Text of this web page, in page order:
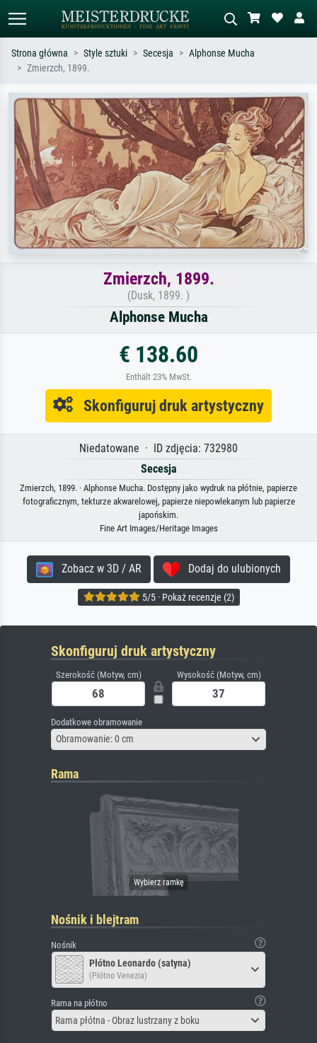
Szukaj wg artysty, tytułu lub stylu – np.
Monet, Gwiaździsta noc,
impresjonizm, fala Hokusaia, akt.
Opisz scenę – np. zielona łąka,
abstrakcja z czerwienią, ciemny olej,
stojący akt obok drzewa.
Strona główna Style sztuki Secesja
Alphonse Mucha
Zmierzch, 1899.
Zmierzch, 1899.
(Dusk, 1899. )
Alphonse Mucha
€ 138.60
Enthält 23% MwSt.
Skonfiguruj druk artystyczny
Niedatowane · ID zdjęcia: 732980
Secesja
Zmierzch, 1899. · Alphonse Mucha. Dostępny jako wydruk na płótnie, papierze
fotograficznym, tekturze akwarelowej, papierze niepowlekanym lub papierze
japońskim.
Fine Art Images/Heritage Images
Zobacz w 3D / AR Dodaj do ulubionych
5/5 · Pokaż recenzje (2)
Skonfiguruj druk artystyczny
Szerokość (Motyw, cm) Wysokość (Motyw, cm)
Dodatkowe obramowanie
Obramowanie: 0 cm
Rama
Nośnik i blejtram
Nośnik
Płótno Leonardo (satyna)
(Płótno Venezia)
Rama na płótno
Rama płótna - Obraz lustrzany z boku